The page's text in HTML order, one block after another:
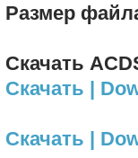
Размер
Скачать
Скачать |
Скачать |